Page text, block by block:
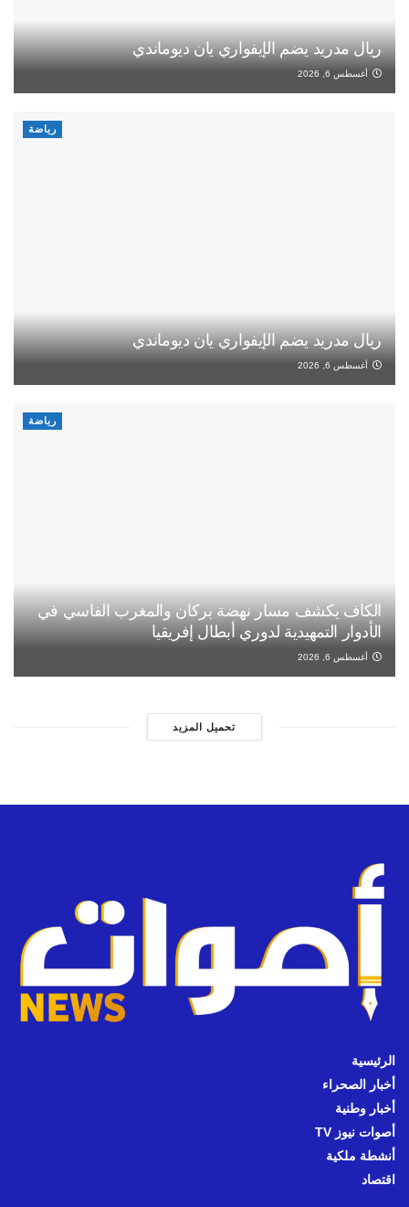
ريال مدريد يضم الإيفواري يان ديوماندي
أغسطس 6, 2026
رياضة
ريال مدريد يضم الإيفواري يان ديوماندي
أغسطس 6, 2026
رياضة
الكاف يكشف مسار نهضة بركان والمغرب الفاسي في
الأدوار التمهيدية لدوري أبطال إفريقيا
أغسطس 6, 2026
تحميل المزيد
الرئيسية
أخبار الصحراء
أخبار وطنية
أصوات نيوز TV
أنشطة ملكية
اقتصاد